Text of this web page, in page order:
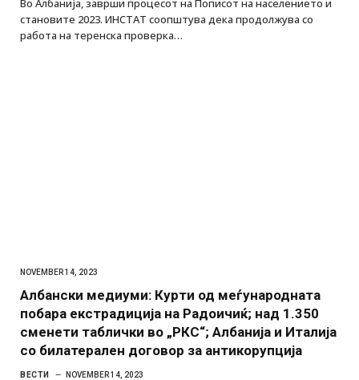
Во Албанија, заврши процесот на Пописот на населението и
становите 2023. ИНСТАТ соопштува дека продолжува со
работа на теренска проверка…
NOVEMBER 14, 2023
Албански медиуми: Курти од меѓународната
побара екстрадиција на Радоичиќ; над 1.350
сменети таблички во „РКС“; Албанија и Италија
со билатерален договор за антикорупција
ВЕСТИ NOVEMBER 14, 2023